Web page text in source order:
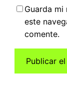
Guarda
este
comente.